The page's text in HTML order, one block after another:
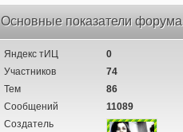
Основные показатели форума
Яндекс тИЦ
0
Участников
74
Тем
86
Сообщений
11089
Создатель